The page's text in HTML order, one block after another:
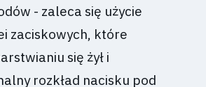
- zaleca się użycie
zaciskowych, które
się żył i
rozkład nacisku pod